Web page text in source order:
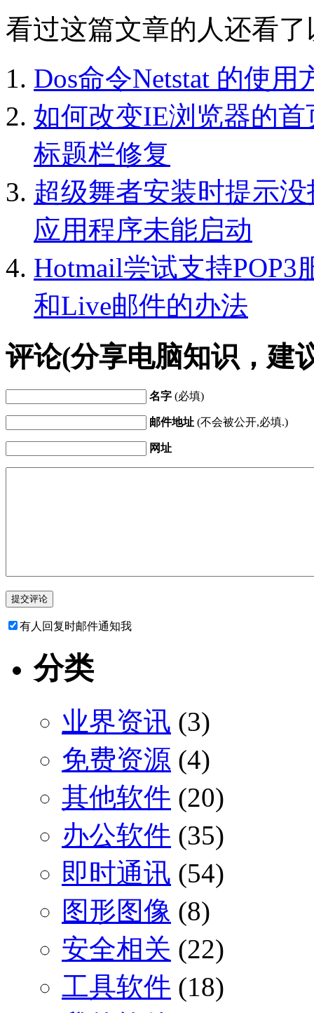
看过这篇文章的人还看
Dos命令Netstat 的使用
如何改变IE浏览器的
标题栏修复
超级舞者安装时提示
应用程序未能启动
Hotmail尝试支持POP3
和Live邮件的办法
评论(分享电脑知识，建
名字 (必填)
邮件地址 (不会被公开,必填.)
网址
有人回复时邮件通知我
分类
业界资讯 (3)
免费资源 (4)
其他软件 (20)
办公软件 (35)
即时通讯 (54)
图形图像 (8)
安全相关 (22)
工具软件 (18)